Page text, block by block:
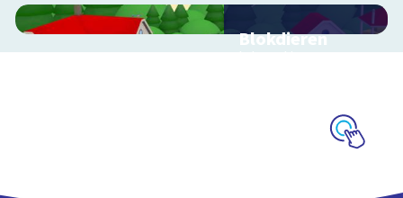
Blokdieren
Interactieve